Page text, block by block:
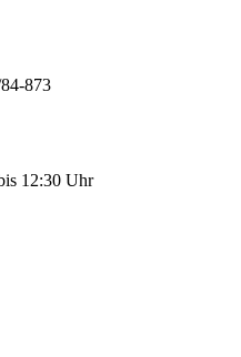
873
12:30 Uhr